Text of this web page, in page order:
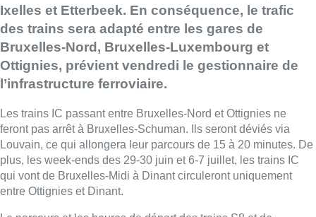
Ixelles et Etterbeek. En conséquence, le trafic
des trains sera adapté entre les gares de
Bruxelles-Nord, Bruxelles-Luxembourg et
Ottignies, prévient vendredi le gestionnaire de
l’infrastructure ferroviaire.
Les trains IC passant entre Bruxelles-Nord et Ottignies ne
feront pas arrêt à Bruxelles-Schuman. Ils seront déviés via
Louvain, ce qui allongera leur parcours de 15 à 20 minutes. De
plus, les week-ends des 29-30 juin et 6-7 juillet, les trains IC
qui vont de Bruxelles-Midi à Dinant circuleront uniquement
entre Ottignies et Dinant.